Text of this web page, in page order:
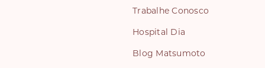
Trabalhe Conosco
Hospital Dia
Blog Matsumoto